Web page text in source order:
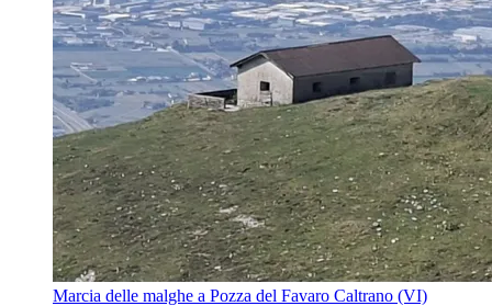
Marcia delle malghe a Pozza del Favaro Caltrano (VI)